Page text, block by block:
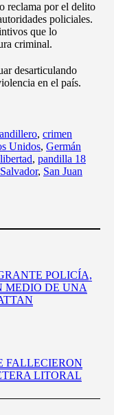
reclama por el delito
policiales.
que lo
criminal.
desarticulando
en el país.
, crimen
Unidos, Germán
, pandilla 18
, San Juan
POLICÍA,
MEDIO DE UNA
FALLECIERON
LITORAL